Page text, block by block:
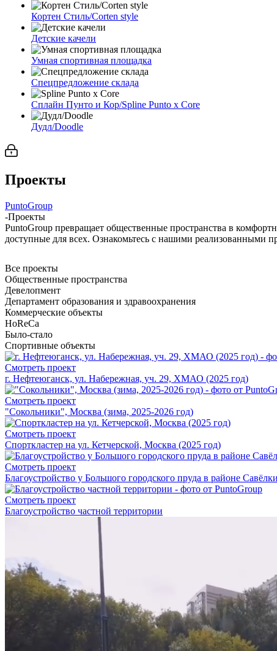
Кортен Стиль/Corten style
Детские качели
Умная спортивная площадка
Спецпредложение склада
Сплайн Пунто и Кор/Spline Punto x Core
Дудл/Doodle
Проекты
PuntoGroup
-Проекты
PuntoGroup превращает общественные пространства в
доступные для всех. Ознакомьтесь с нашими реализованными
Все проекты
Общественные пространства
Девелопмент
Департамент образования и здравоохранения
Коммерческие объекты
HoReCa
Было-стало
Спортивные объекты
Смотреть проект
г. Нефтеюганск, ул. Набережная, уч. 29, ХМАО (2025 год)
Смотреть проект
"Сокольники", Москва (зима, 2025-2026 год)
Смотреть проект
Спорткластер на ул. Кетчерской, Москва (2025 год)
Смотреть проект
Благоустройство у Большого городского пруда в районе
Смотреть проект
Благоустройство частной территории